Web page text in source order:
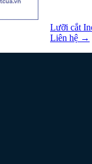
Lưỡi cắt
Liên hệ →